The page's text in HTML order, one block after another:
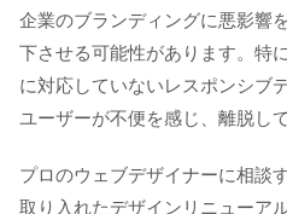
企業のブランディングに悪影響
下させる可能性があります。特
に対応していないレスポンシブ
ユーザーが不便を感じ、離脱し
プロのウェブデザイナーに相談
取り入れたデザインリニューア